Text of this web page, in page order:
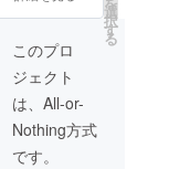
士見1-
1-5 ふ
じよし
だ定住
促進セ
ンター
いただ
きま
す。お
手紙は
郵送で
のお届
けでも
承りま
機へ感
謝を」
の小サ
イズ
（W
15cm ×
D 15cm
× H
た企業
様の社
名を展
示会場
で掲示
させて
いただ
きま
選
択
す
る
このプロ
ジェクト
は、All-or-
Nothing方式
です。